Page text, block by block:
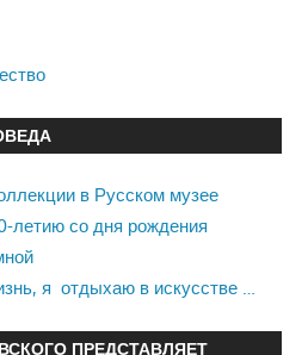
в Русском музее
летию со дня рождения
я отдыхаю в искусстве …
ПРЕДСТАВЛЯЕТ